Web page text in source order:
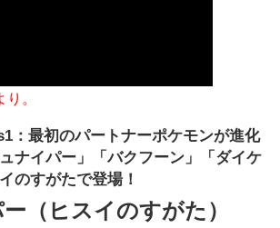
。
：最初のパートナーポケモンが進化
ナイパー」「バクフーン」「ダイケ
のすがたで登場！
（ヒスイのすがた）